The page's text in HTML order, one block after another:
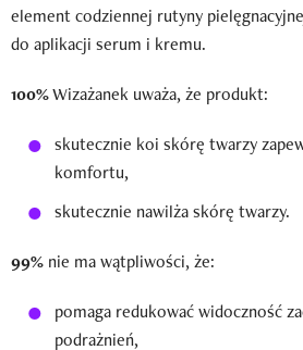
element codziennej rutyny
do aplikacji serum i kremu.
100%Wizażanek uważa, że produkt:
skutecznie koi skórę twarzy
komfortu,
skutecznie nawilża skórę twarzy.
99% nie ma wątpliwości, że:
pomaga redukować widoczność
podrażnień,